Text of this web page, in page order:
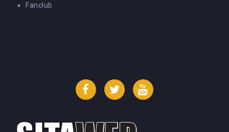
Fanclub
FacebookTwitter YouTube